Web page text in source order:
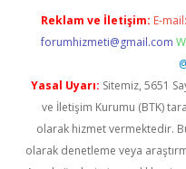
Reklam ve İletişim: E-mail:
forumhizmeti@gmail.com
Yasal Uyarı: Sitemiz, 5651
ve İletişim Kurumu (BTK)
olarak hizmet vermektedir.
olarak denetleme veya